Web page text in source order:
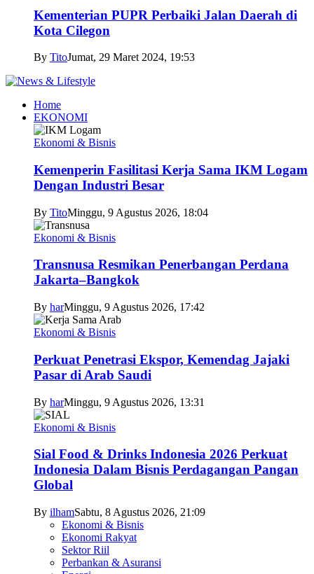
Kementerian PUPR Perbaiki Jalan Daerah di
Kota Cilegon
By TitoJumat, 29 Maret 2024, 19:53
Home
EKONOMI
Ekonomi & Bisnis
Kemenperin Fasilitasi Kerja Sama IKM Logam
Dengan Industri Besar
By TitoMinggu, 9 Agustus 2026, 18:04
Ekonomi & Bisnis
Transnusa Resmikan Penerbangan Perdana
Jakarta–Bangkok
By harMinggu, 9 Agustus 2026, 17:42
Ekonomi & Bisnis
Perkuat Penetrasi Ekspor, Kemendag Jajaki
Pasar di Arab Saudi
By harMinggu, 9 Agustus 2026, 13:31
Ekonomi & Bisnis
Sial Food & Drinks Indonesia 2026 Perkuat
Indonesia Dalam Bisnis Perdagangan Pangan
Global
By ilhamSabtu, 8 Agustus 2026, 21:09
Ekonomi & Bisnis
Ekonomi Rakyat
Sektor Riil
Perbankan & Asuransi